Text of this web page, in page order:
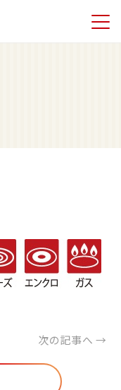
次の記事へ →